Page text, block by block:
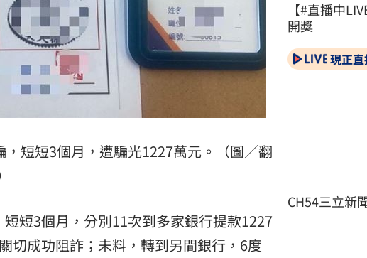
，短短3個月，遭騙光1227萬元。（圖／翻
短3個月，分別11次到多家銀行提款1227
切成功阻詐；未料，轉到另間銀行，6度
【#直播中
開獎
現正
CH54三立新